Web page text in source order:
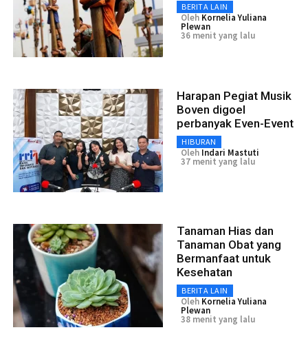
BERITA LAIN
Oleh Kornelia Yuliana
Plewan
36 menit yang lalu
Harapan Pegiat Musik
Boven digoel
perbanyak Even-Event
HIBURAN
Oleh Indari Mastuti
37 menit yang lalu
Tanaman Hias dan
Tanaman Obat yang
Bermanfaat untuk
Kesehatan
BERITA LAIN
Oleh Kornelia Yuliana
Plewan
38 menit yang lalu